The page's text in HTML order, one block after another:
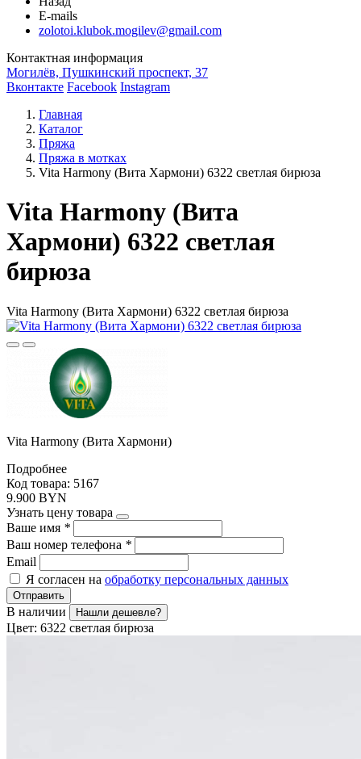
E-mails
zolotoi.klubok.mogilev@gmail.com
Контактная информация
Могилёв, Пушкинский проспект, 37
Вконтакте Facebook Instagram
Главная
Каталог
Пряжа
Пряжа в мотках
Vita Harmony (Вита Хармони) 6322 светлая бирюза
Vita Harmony (Вита
Хармони) 6322 светлая
бирюза
Vita Harmony (Вита Хармони) 6322 светлая бирюза
Vita Harmony (Вита Хармони)
Подробнее
Код товара: 5167
9.900 BYN
Узнать цену товара
Ваше имя *
Ваш номер телефона *
Email
Я согласен на обработку персональных данных
Отправить
В наличии Нашли дешевле?
Цвет: 6322 светлая бирюза